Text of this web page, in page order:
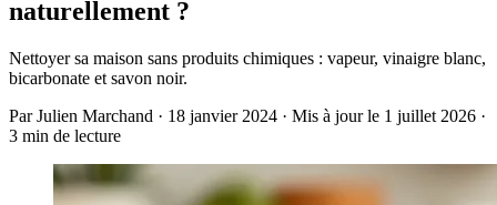
naturellement ?
Nettoyer sa maison sans produits chimiques : vapeur, vinaigre blanc,
bicarbonate et savon noir.
Par Julien Marchand · 18 janvier 2024 · Mis à jour le 1 juillet 2026 ·
3 min de lecture